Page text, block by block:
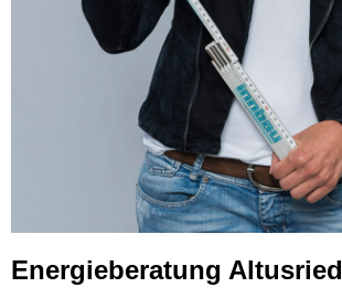
Energieberatung Altusried